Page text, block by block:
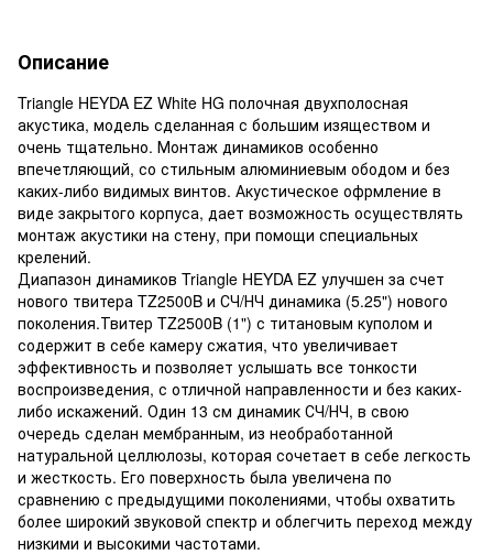
Описание
Triangle HEYDA EZ White HG полочная двухполосная
акустика, модель сделанная с большим изяществом и
очень тщательно. Монтаж динамиков особенно
впечетляющий, со стильным алюминиевым ободом и без
каких-либо видимых винтов. Акустическое офрмление в
виде закрытого корпуса, дает возможность осуществлять
монтаж акустики на стену, при помощи специальных
крелений.
Диапазон динамиков Triangle HEYDA EZ улучшен за счет
нового твитера TZ2500B и СЧ/НЧ динамика (5.25") нового
поколения.Твитер TZ2500B (1") с титановым куполом и
содержит в себе камеру сжатия, что увеличивает
эффективность и позволяет услышать все тонкости
воспроизведения, с отличной направленности и без каких-
либо искажений. Один 13 см динамик СЧ/НЧ, в свою
очередь сделан мембранным, из необработанной
натуральной целлюлозы, которая сочетает в себе легкость
и жесткость. Его поверхность была увеличена по
сравнению с предыдущими поколениями, чтобы охватить
более широкий звуковой спектр и облегчить переход между
низкими и высокими частотами.